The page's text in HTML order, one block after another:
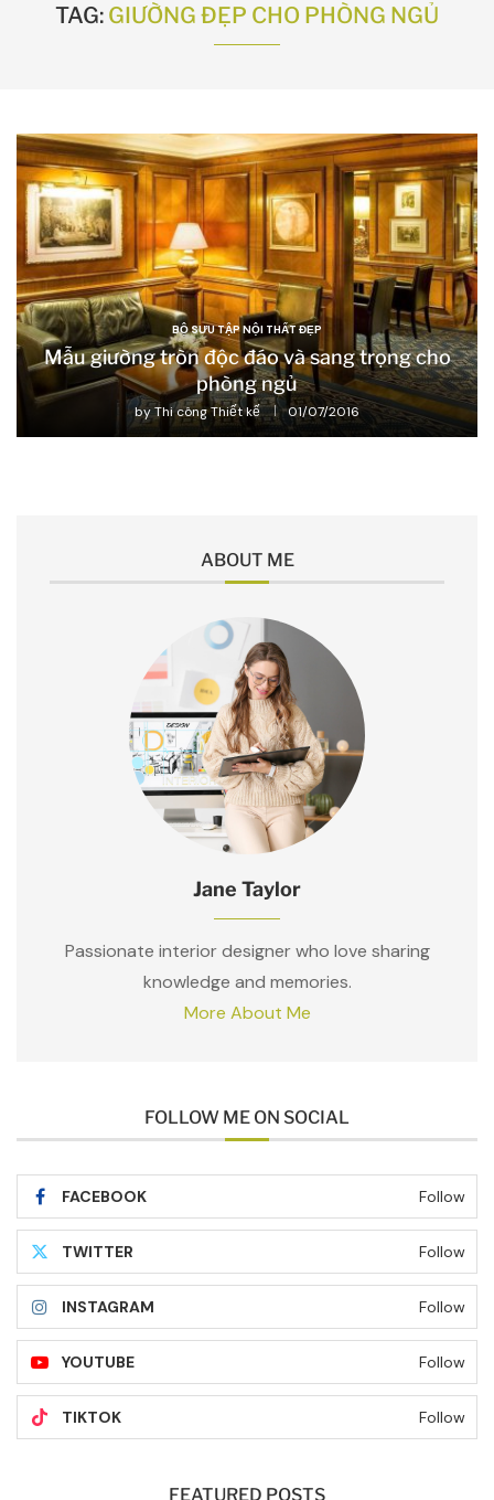
TAG: GIƯỜNG ĐẸP CHO PHÒNG NGỦ
BỘ SƯU TẬP NỘI THẤT ĐẸP
Mẫu giường tròn độc đáo và sang trọng cho
phòng ngủ
byThi công Thiết kế 01/07/2016
ABOUT ME
Jane Taylor
Passionate interior designer who love sharing
knowledge and memories.
More About Me
FOLLOW ME ON SOCIAL
FACEBOOK Follow
TWITTER Follow
INSTAGRAM Follow
YOUTUBE Follow
TIKTOK Follow
FEATURED POSTS